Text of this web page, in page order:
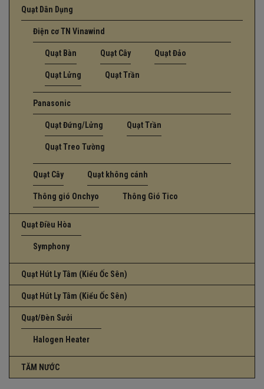
Quạt Dân Dụng
Điện cơ TN Vinawind
Quạt Bàn Quạt Cây Quạt Đảo
Quạt Lửng Quạt Trần
Panasonic
Quạt Đứng/Lửng Quạt Trần
Quạt Treo Tường
Quạt Cây Quạt không cánh
Thông gió Onchyo Thông Gió Tico
Quạt Điều Hòa
Symphony
Quạt Hút Ly Tâm (Kiểu Ốc Sên)
Quạt Hút Ly Tâm (Kiểu Ốc Sên)
Quạt/Đèn Sưởi
Halogen Heater
TĂM NƯỚC